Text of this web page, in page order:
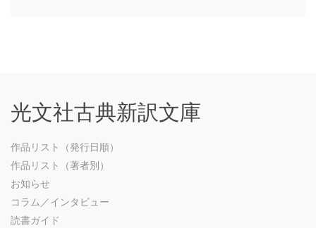
光文社古典新訳文庫
作品リスト（発行日順）
作品リスト（著者別）
お知らせ
コラム／インタビュー
読書ガイド